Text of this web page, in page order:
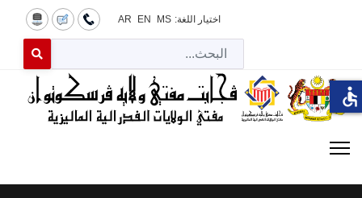
اختيار اللغة: MS
EN
AR
for results.
accessible